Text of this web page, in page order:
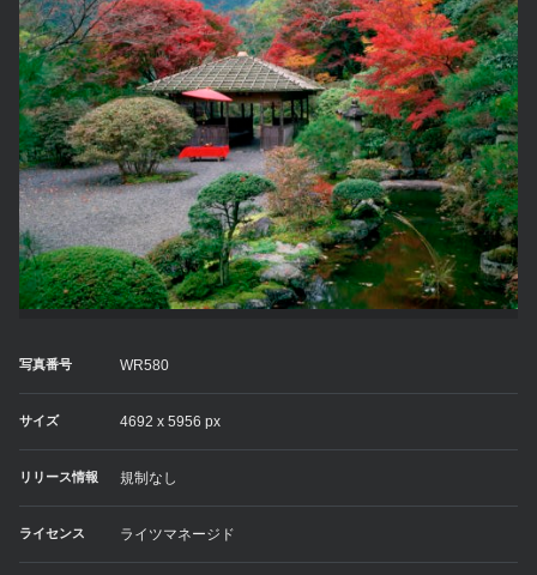
写真番号 WR580
サイズ 4692 x 5956 px
リリース情報 規制なし
ライセンス ライツマネージド